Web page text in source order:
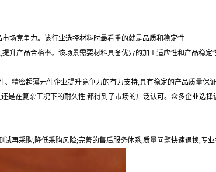
场竞争力。该行业选择材料时最看重的就是品质和稳定性
升产品合格率。该场景需要材料具备优异的加工适应性和产品稳定
精密超薄元件企业提升竞争力的有力支持,具有稳定的产品质量保证
在复杂工况下的耐久性,都得到了市场的广泛认可。众多企业选
再采购,降低采购风险;完善的售后服务体系,质量问题快速退换,专